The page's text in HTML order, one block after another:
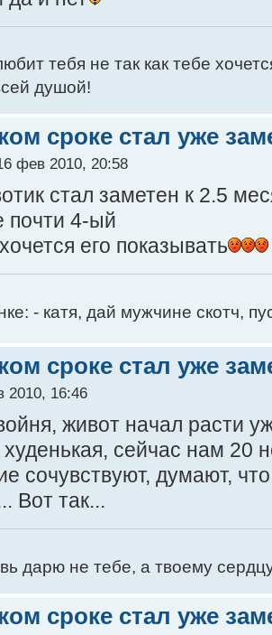
тебя не так как тебе
душой!
сроке стал уже
фев 2010, 20:58
стал заметен к 2.5
почти 4-ый
его показывать
- катя, дай мужчине скотч,
сроке стал уже
2010, 16:46
живот начал расти
сейчас нам 20
сочувствуют, думают,
Вот так...
дарю не тебе, а твоему
сроке стал уже